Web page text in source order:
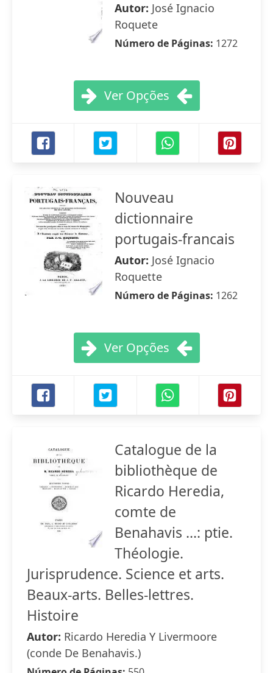
Autor: José Ignacio
Roquete
Número de Páginas: 1272
Ver Opções
Nouveau
dictionnaire
portugais-francais
Autor: José Ignacio
Roquette
Número de Páginas: 1262
Ver Opções
Catalogue de la
bibliothèque de
Ricardo Heredia,
comte de
Benahavis ...: ptie.
Théologie.
Jurisprudence. Science et arts.
Beaux-arts. Belles-lettres.
Histoire
Autor: Ricardo Heredia Y Livermoore
(conde De Benahavis.)